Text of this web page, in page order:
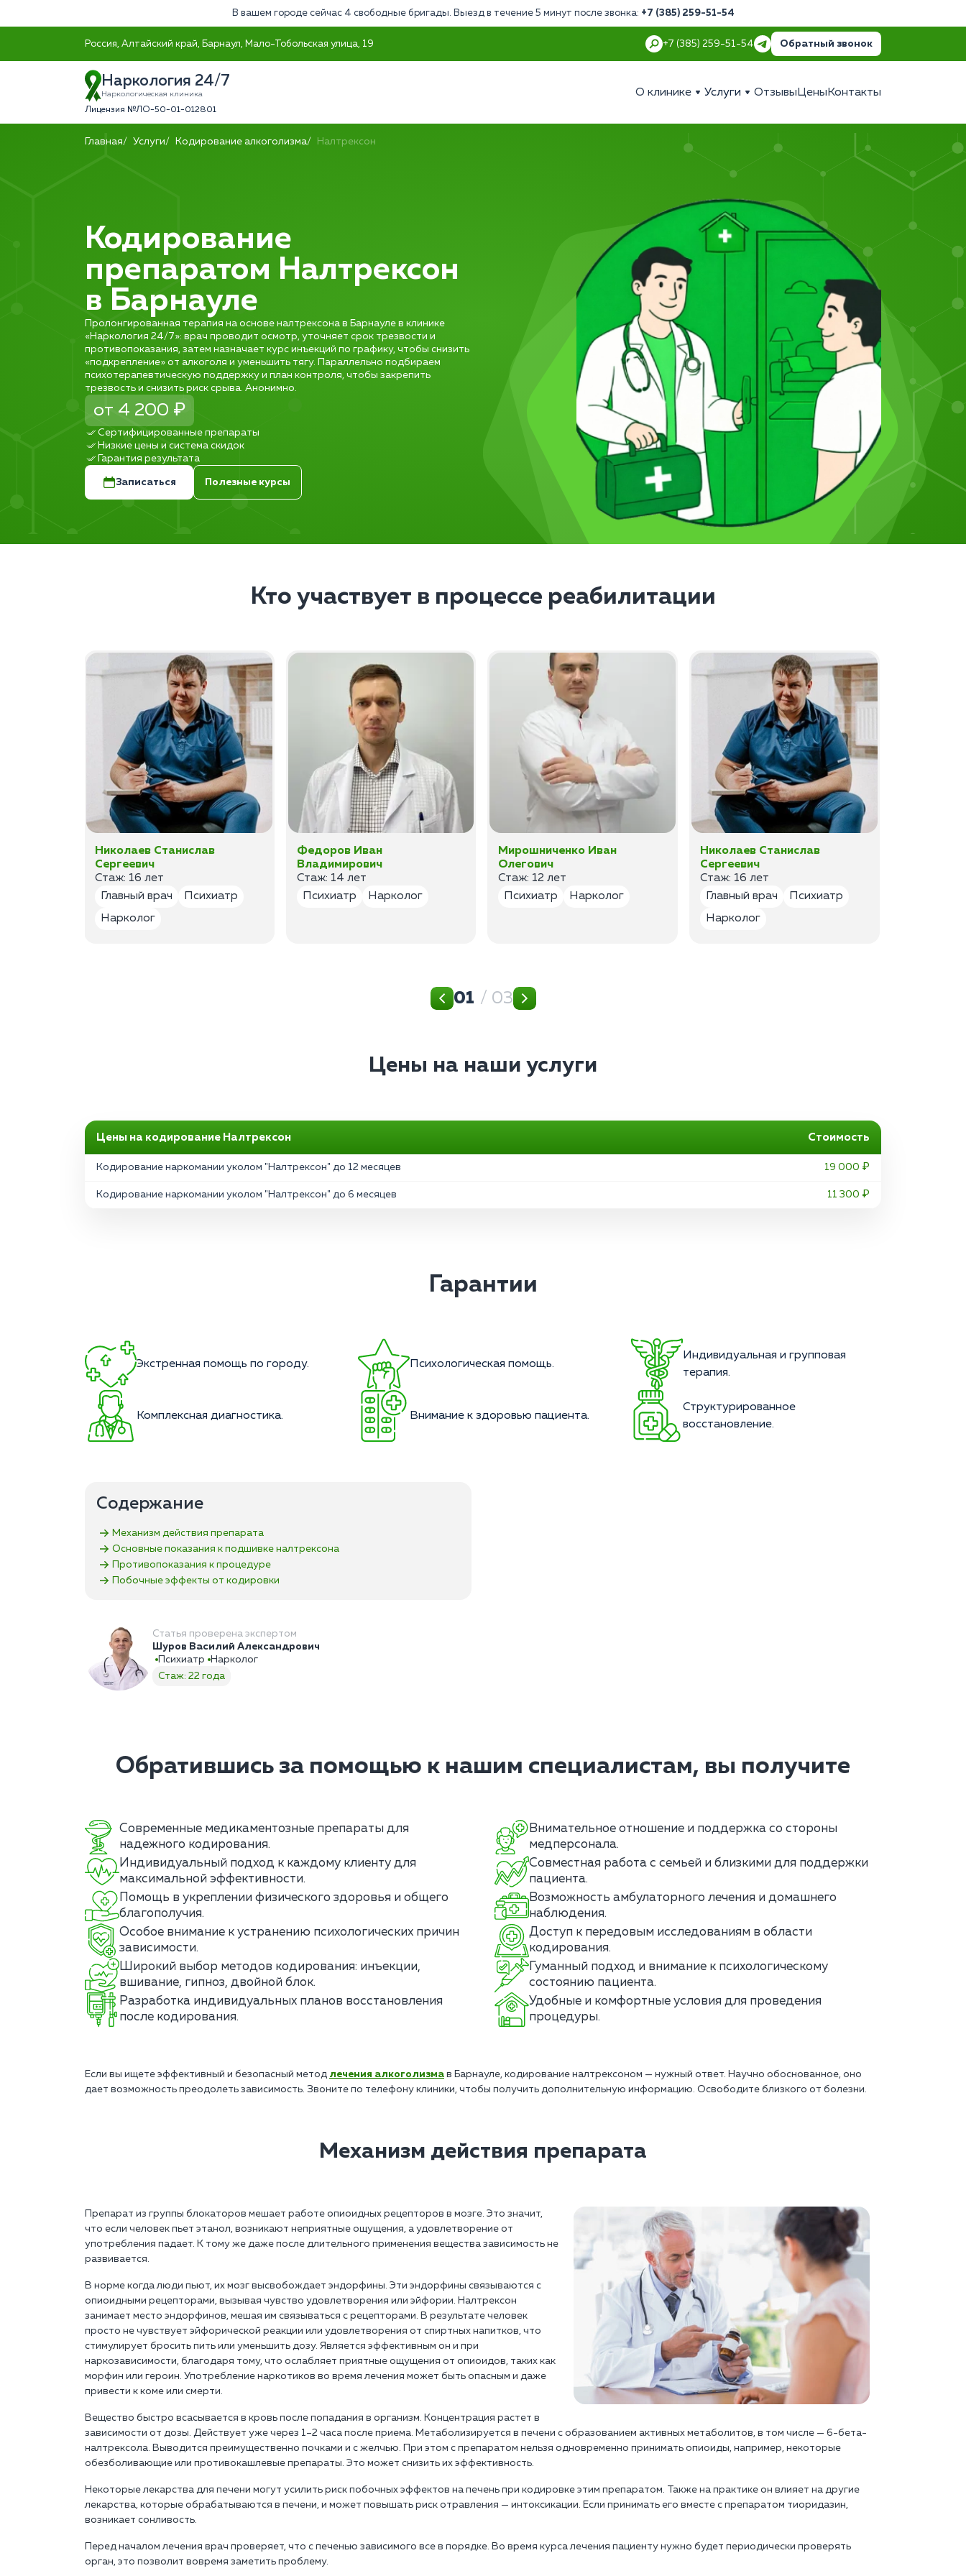
В вашем городе сейчас 4 свободные бригады. Выезд в течение 5 минут после звонка: +7 (385) 259-51-54
Россия, Алтайский край, Барнаул, Мало-Тобольская улица, 19 +7 (385) 259-51-54 Обратный звонок
Наркология 24/7
Наркологическая клиника
Лицензия №ЛО-50-01-012801
О клинике Услуги Отзывы Цены Контакты
Главная Услуги Кодирование алкоголизма Налтрексон
Кодирование
препаратом Налтрексон
в Барнауле
Пролонгированная терапия на основе налтрексона в Барнауле в клинике
«Наркология 24/7»: врач проводит осмотр, уточняет срок трезвости и
противопоказания, затем назначает курс инъекций по графику, чтобы снизить
«подкрепление» от алкоголя и уменьшить тягу. Параллельно подбираем
психотерапевтическую поддержку и план контроля, чтобы закрепить
трезвость и снизить риск срыва. Анонимно.
от 4 200 ₽
Сертифицированные препараты
Низкие цены и система скидок
Гарантия результата
Записаться Полезные курсы
Кто участвует в процессе реабилитации
Николаев Станислав
Сергеевич
Стаж: 16 лет
Главный врач
Психиатр
Нарколог
Федоров Иван
Владимирович
Стаж: 14 лет
Психиатр
Нарколог
Мирошниченко Иван
Олегович
Стаж: 12 лет
Психиатр
Нарколог
Николаев Станислав
Сергеевич
Стаж: 16 лет
Главный врач
Психиатр
Нарколог
01 / 03
Цены на наши услуги
Цены на кодирование Налтрексон Стоимость
Кодирование наркомании уколом "Налтрексон" до 12 месяцев 19 000 ₽
Кодирование наркомании уколом "Налтрексон" до 6 месяцев 11 300 ₽
Гарантии
Экстренная помощь по городу. Психологическая помощь.
Индивидуальная и групповая
терапия.
Комплексная диагностика. Внимание к здоровью пациента.
Структурированное
восстановление.
Содержание
Механизм действия препарата
Основные показания к подшивке налтрексона
Противопоказания к процедуре
Побочные эффекты от кодировки
Статья проверена экспертом
Шуров Василий Александрович
Психиатр
Нарколог
Стаж: 22 года
Обратившись за помощью к нашим специалистам, вы получите
Современные медикаментозные препараты для
надежного кодирования.
Внимательное отношение и поддержка со стороны
медперсонала.
Индивидуальный подход к каждому клиенту для
максимальной эффективности.
Совместная работа с семьей и близкими для поддержки
пациента.
Помощь в укреплении физического здоровья и общего
благополучия.
Возможность амбулаторного лечения и домашнего
наблюдения.
Особое внимание к устранению психологических причин
зависимости.
Доступ к передовым исследованиям в области
кодирования.
Широкий выбор методов кодирования: инъекции,
вшивание, гипноз, двойной блок.
Гуманный подход и внимание к психологическому
состоянию пациента.
Разработка индивидуальных планов восстановления
после кодирования.
Удобные и комфортные условия для проведения
процедуры.
Если вы ищете эффективный и безопасный метод лечения алкоголизма в Барнауле, кодирование налтрексоном — нужный ответ. Научно обоснованное, оно
дает возможность преодолеть зависимость. Звоните по телефону клиники, чтобы получить дополнительную информацию. Освободите близкого от болезни.
Механизм действия препарата
Препарат из группы блокаторов мешает работе опиоидных рецепторов в мозге. Это значит,
что если человек пьет этанол, возникают неприятные ощущения, а удовлетворение от
употребления падает. К тому же даже после длительного применения вещества зависимость не
развивается.
В норме когда люди пьют, их мозг высвобождает эндорфины. Эти эндорфины связываются с
опиоидными рецепторами, вызывая чувство удовлетворения или эйфории. Налтрексон
занимает место эндорфинов, мешая им связываться с рецепторами. В результате человек
просто не чувствует эйфорической реакции или удовлетворения от спиртных напитков, что
стимулирует бросить пить или уменьшить дозу. Является эффективным он и при
наркозависимости, благодаря тому, что ослабляет приятные ощущения от опиоидов, таких как
морфин или героин. Употребление наркотиков во время лечения может быть опасным и даже
привести к коме или смерти.
Вещество быстро всасывается в кровь после попадания в организм. Концентрация растет в
зависимости от дозы. Действует уже через 1–2 часа после приема. Метаболизируется в печени с образованием активных метаболитов, в том числе — 6-бета-
налтрексола. Выводится преимущественно почками и с желчью. При этом с препаратом нельзя одновременно принимать опиоиды, например, некоторые
обезболивающие или противокашлевые препараты. Это может снизить их эффективность.
Некоторые лекарства для печени могут усилить риск побочных эффектов на печень при кодировке этим препаратом. Также на практике он влияет на другие
лекарства, которые обрабатываются в печени, и может повышать риск отравления — интоксикации. Если принимать его вместе с препаратом тиоридазин,
возникает сонливость.
Перед началом лечения врач проверяет, что с печенью зависимого все в порядке. Во время курса лечения пациенту нужно будет периодически проверять
орган, это позволит вовремя заметить проблему.